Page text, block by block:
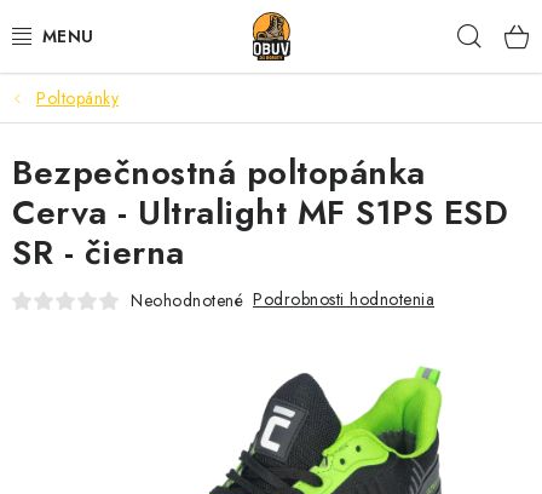
na
PRACOVNÁ A BEZPEČNOSTNÁ OBUV
VOĽNOČASOVÁ OBUV
VÝPREDAJ
VLOŽKY
BEZPEČNOSTNÉ NORMY A SYMBOLY
Poltopánky
Bezpečnostná poltopánka
Cerva - Ultralight MF S1PS ESD
SR - čierna
Neohodnotené Podrobnosti hodnotenia